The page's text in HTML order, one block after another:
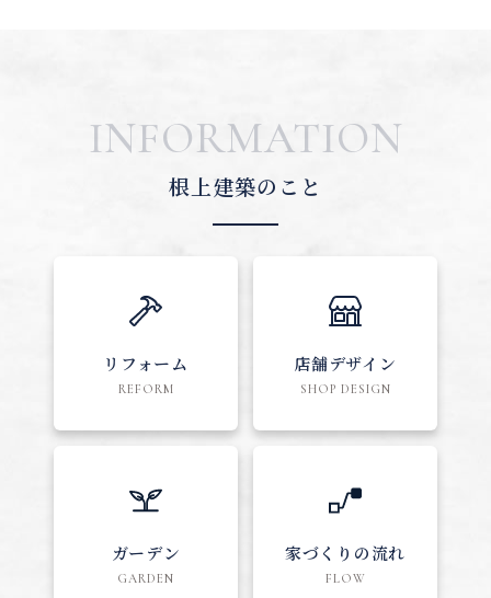
INFORMATION
根上建築のこと
リフォーム
REFORM
店舗デザイン
SHOP DESIGN
ガーデン
GARDEN
家づくりの流れ
FLOW